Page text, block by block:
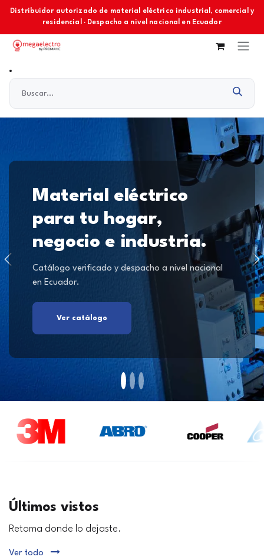
Ir al contenido
Distribuidor autorizado de material eléctrico industrial, comercial y
residencial · Despacho a nivel nacional en Ecuador
Material eléctrico
para tu hogar,
negocio e industria.
Catálogo verificado y despacho a nivel nacional
en Ecuador.
Ver catálogo
Últimos vistos
Retoma donde lo dejaste.
Ver todo